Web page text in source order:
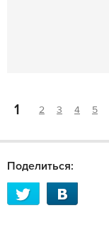
1 2 3 4 5
Поделиться: